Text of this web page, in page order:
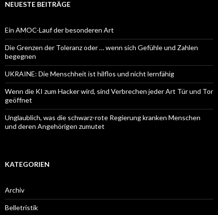
NEUESTE BEITRÄGE
Ein AMOC-Lauf der besonderen Art
Die Grenzen der Toleranz oder … wenn sich Gefühle und Zahlen
begegnen
UKRAINE: Die Menschheit ist hilflos und nicht lernfähig
Wenn die KI zum Hacker wird, sind Verbrechen jeder Art Tür und Tor
geöffnet
Unglaublich, was die schwarz-rote Regierung kranken Menschen
und deren Angehörigen zumutet
KATEGORIEN
Archiv
Belletristik